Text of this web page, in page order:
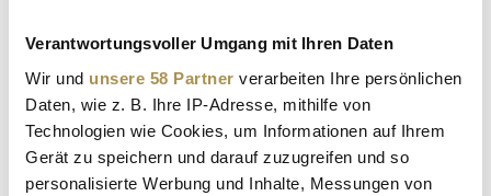
Verantwortungsvoller Umgang mit Ihren Daten
Wir und unsere 58 Partner verarbeiten Ihre persönlichen
Daten, wie z. B. Ihre IP-Adresse, mithilfe von
Technologien wie Cookies, um Informationen auf Ihrem
Gerät zu speichern und darauf zuzugreifen und so
personalisierte Werbung und Inhalte, Messungen von